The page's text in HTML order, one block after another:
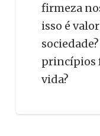
firmeza
isso é
princípios
vida?